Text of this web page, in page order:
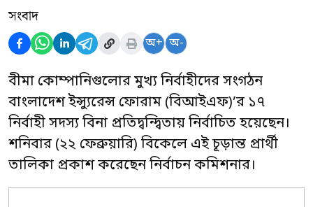
সংবাদ
অ+ অ-
বীমা কোম্পানিগুলোর মুখ্য নির্বাহীদের সংগঠন
বাংলাদেশ ইন্স্যুরেন্স ফোরাম (বিআইএফ)’র ১৭
নির্বাহী সদস্য বিনা প্রতিদ্বন্দ্বিতায় নির্বাচিত হয়েছেন।
শনিবার (২২ ফেব্রুয়ারি) বিকেলে এই চূড়ান্ত প্রার্থী
তালিকা প্রকাশ করেছেন নির্বাচন কমিশনার।